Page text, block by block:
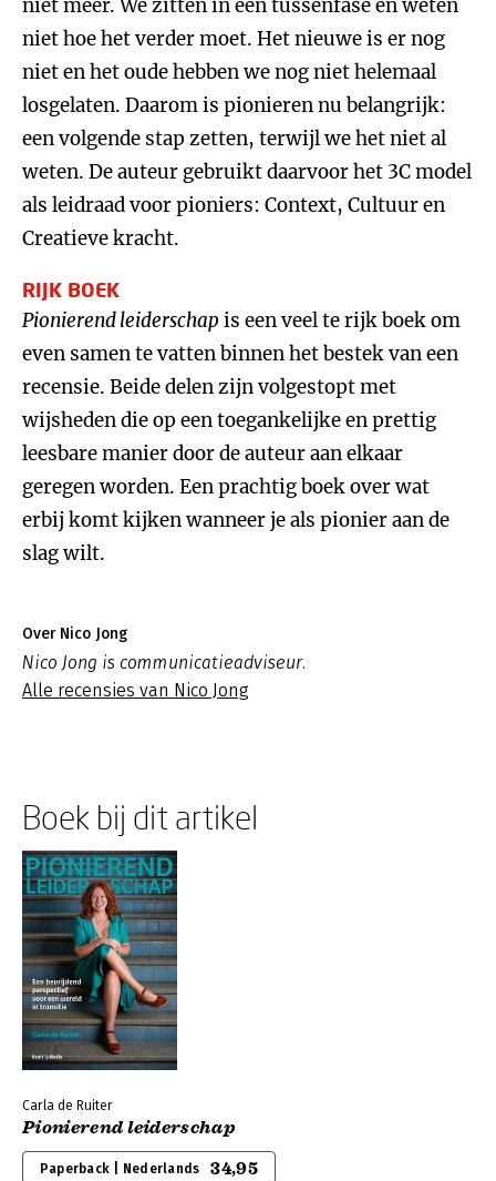
niet meer. We zitten in een tussenfase en weten
niet hoe het verder moet. Het nieuwe is er nog
niet en het oude hebben we nog niet helemaal
losgelaten. Daarom is pionieren nu belangrijk:
een volgende stap zetten, terwijl we het niet al
weten. De auteur gebruikt daarvoor het 3C model
als leidraad voor pioniers: Context, Cultuur en
Creatieve kracht.
RIJK BOEK
Pionierend leiderschap is een veel te rijk boek om
even samen te vatten binnen het bestek van een
recensie. Beide delen zijn volgestopt met
wijsheden die op een toegankelijke en prettig
leesbare manier door de auteur aan elkaar
geregen worden. Een prachtig boek over wat
erbij komt kijken wanneer je als pionier aan de
slag wilt.
Over Nico Jong
Nico Jong is communicatieadviseur.
Alle recensies van Nico Jong
Boek bij dit artikel
Carla de Ruiter
Pionierend leiderschap
Paperback | Nederlands 34,95